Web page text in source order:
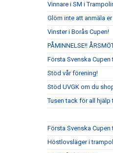
Vinnare i SM i
Glöm inte att anmäla
Vinster i Borås Cupen!
PÅMINNELSE!!
Första Svenska
Stöd vår förening!
Stöd UVGK om du
Tusen tack för all hjälp
Första Svenska
Höstlovsläger i